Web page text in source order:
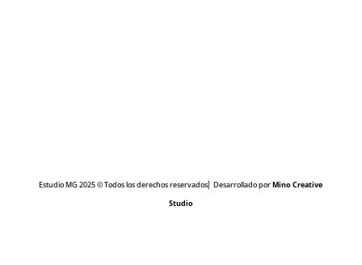
Estudio MG 2025 © Todos los derechos reservados⎜ Desarrollado porMino Creative
Studio